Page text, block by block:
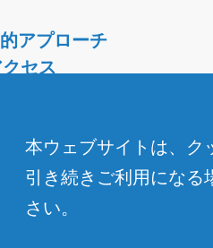
アプローチ
セス
本ウェブサイトは、ク
引き続きご利用になる
さい。